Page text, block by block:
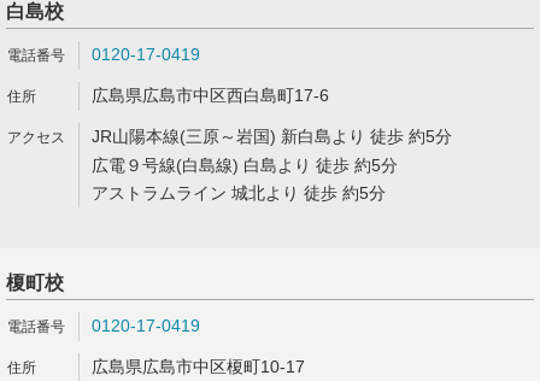
白島校
0120-17-0419
広島県広島市中区西白島町17-6
JR山陽本線(三原～岩国) 新白島より 徒歩 約5分
広電９号線(白島線) 白島より 徒歩 約5分
アストラムライン 城北より 徒歩 約5分
榎町校
0120-17-0419
広島県広島市中区榎町10-17